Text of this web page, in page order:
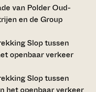
van Polder Oud-
en de Group
Slop tussen
openbaar verkeer
Slop tussen